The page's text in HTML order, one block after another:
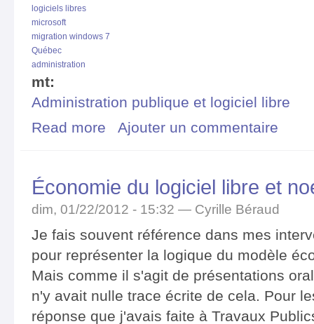
logiciels libres
microsoft
migration windows 7
Québec
administration
mt:
Administration publique et logiciel libre
Read more about Migration des postes de travail : lettre ouverte
Ajouter un commentaire
Économie du logiciel libre et
dim, 01/22/2012 - 15:32 — Cyrille Béraud
Je fais souvent référence dans mes
pour représenter la logique du modèle
Mais comme il s'agit de présentations
n'y avait nulle trace écrite de cela. Pour
réponse que j'avais faite à Travaux